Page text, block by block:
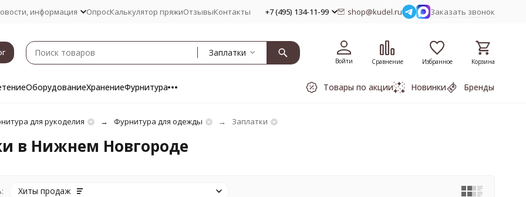
информация ОпросКалькулятор пряжиОтзывыКонтакты +7 (495) 134-11-99 shop@kudel.ru Заказать звонок
Заплатки
Войти Сравнение Избранное Корзина
ОборудованиеХранениеФурнитура Товары по акции Новинки Бренды
для рукоделия Фурнитура для одежды Заплатки
в Нижнем Новгороде
Хиты продаж